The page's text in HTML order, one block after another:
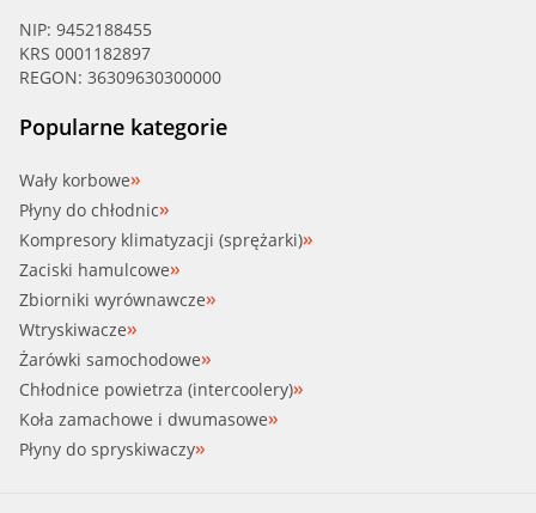
NIP: 9452188455
KRS 0001182897
REGON: 36309630300000
Popularne kategorie
Wały korbowe
Płyny do chłodnic
Kompresory klimatyzacji (sprężarki)
Zaciski hamulcowe
Zbiorniki wyrównawcze
Wtryskiwacze
Żarówki samochodowe
Chłodnice powietrza (intercoolery)
Koła zamachowe i dwumasowe
Płyny do spryskiwaczy